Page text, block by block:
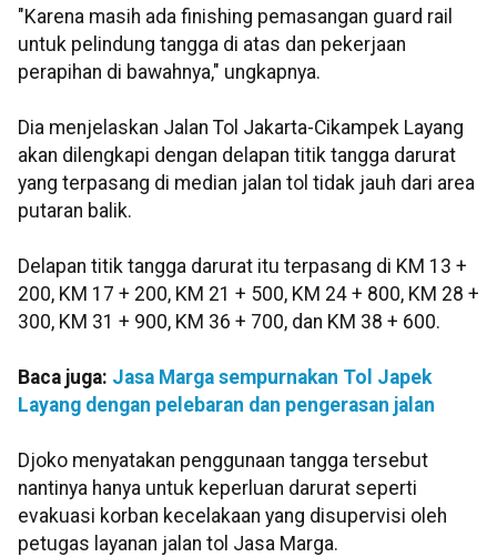
"Karena masih ada finishing pemasangan guard rail
untuk pelindung tangga di atas dan pekerjaan
perapihan di bawahnya," ungkapnya.
Dia menjelaskan Jalan Tol Jakarta-Cikampek Layang
akan dilengkapi dengan delapan titik tangga darurat
yang terpasang di median jalan tol tidak jauh dari area
putaran balik.
Delapan titik tangga darurat itu terpasang di KM 13 +
200, KM 17 + 200, KM 21 + 500, KM 24 + 800, KM 28 +
300, KM 31 + 900, KM 36 + 700, dan KM 38 + 600.
Baca juga: Jasa Marga sempurnakan Tol Japek
Layang dengan pelebaran dan pengerasan jalan
Djoko menyatakan penggunaan tangga tersebut
nantinya hanya untuk keperluan darurat seperti
evakuasi korban kecelakaan yang disupervisi oleh
petugas layanan jalan tol Jasa Marga.